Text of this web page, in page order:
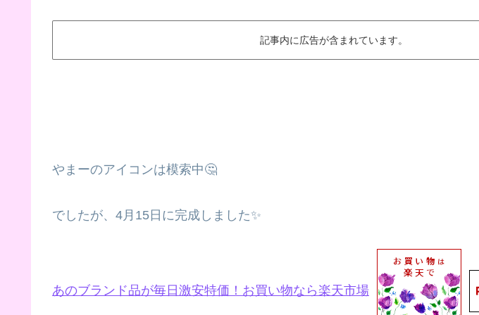
記事内に広告が含まれています。
やまーのアイコンは模索中🤔
でしたが、4月15日に完成しました✨
あのブランド品が毎日激安特価！お買い物なら楽天市場